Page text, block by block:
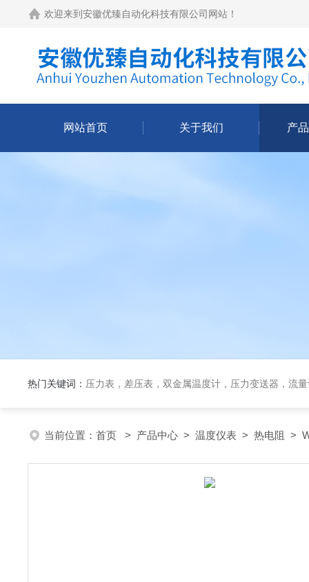
欢迎来到 安徽优臻自动化科技有限公司网站 ！
网站首页 关于我们 产
热门关键词： 压力表，差压表，双金属温度计，压力变送器，流
当前位置： 首页 > 产品中心 > 温度仪表 > 热电阻 >